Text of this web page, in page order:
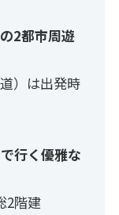
2都市周遊
）は出発時
行く優雅な
2階建